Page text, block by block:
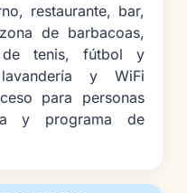
restaurante, bar,
de barbacoas,
de tenis, fútbol y
y WiFi
para personas
y programa de